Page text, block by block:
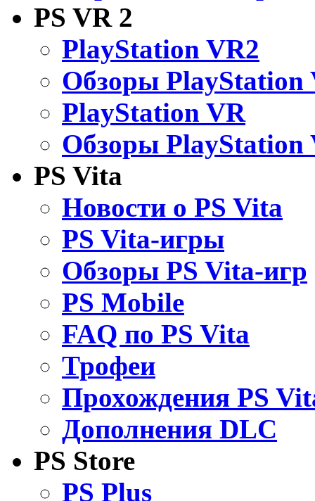
PS VR 2
PlayStation VR2
Обзоры PlayStation
PlayStation VR
Обзоры PlayStation
PS Vita
Новости о PS Vita
PS Vita-игры
Обзоры PS Vita-игр
PS Mobile
FAQ по PS Vita
Трофеи
Прохождения PS
Дополнения DLC
PS Store
PS Plus